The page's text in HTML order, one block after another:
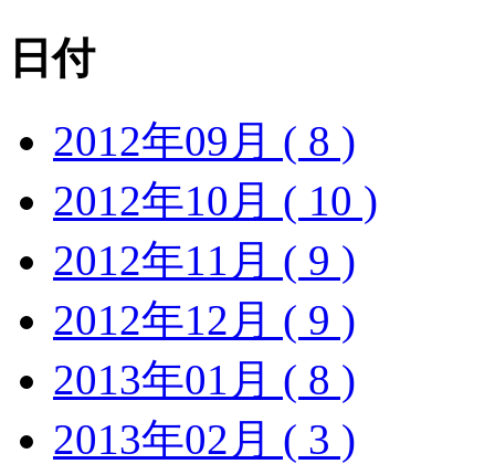
日付
2012年09月 ( 8 )
2012年10月 ( 10 )
2012年11月 ( 9 )
2012年12月 ( 9 )
2013年01月 ( 8 )
2013年02月 ( 3 )